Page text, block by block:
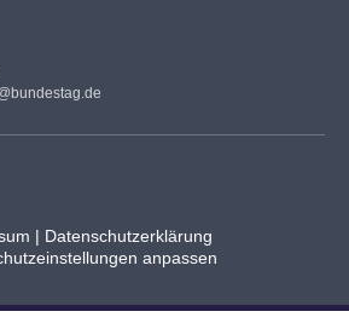
| Datenschutzerklärung
anpassen